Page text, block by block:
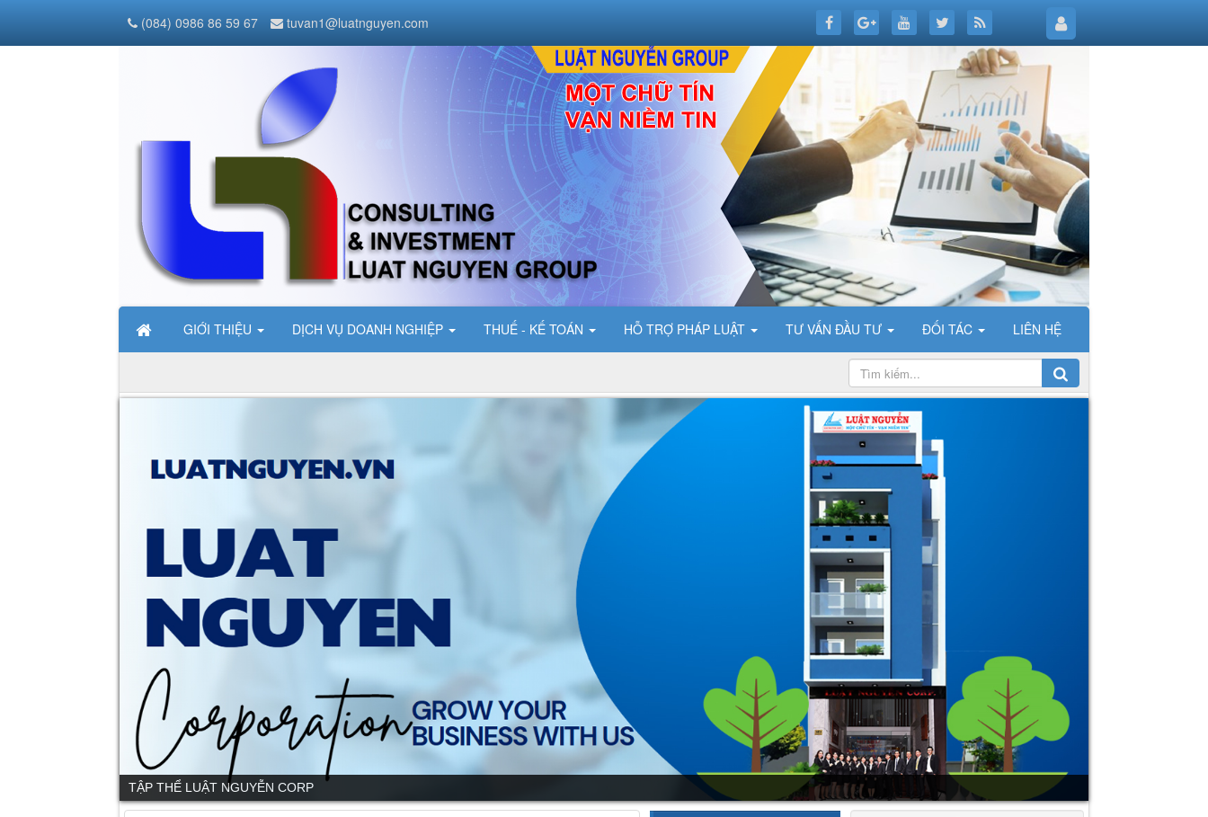
GIỚI THIỆU DỊCH VỤ DOANH NGHIỆP THUẾ - KẾ TOÁN HỖ TRỢ PHÁP LUẬT TƯ VẤN ĐẦU TƯ ĐỐI TÁC LIÊN HỆ
(084) 0986 86 59 67 tuvan1@luatnguyen.com
TẬP THỂ LUẬT NGUYỄN CORP